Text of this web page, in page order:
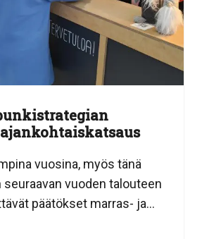
vuosina, myös tänä
vuoden talouteen
päätökset marras- ja...